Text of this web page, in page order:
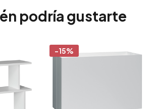
podría gustarte
-15%